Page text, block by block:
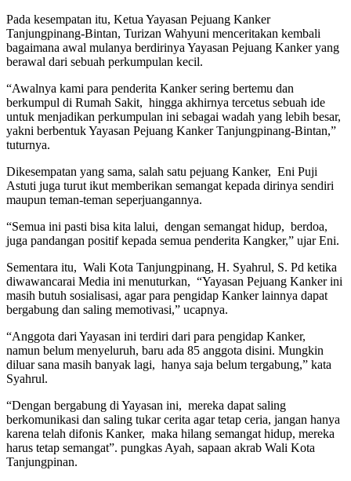
Pada kesempatan itu, Ketua Yayasan Pejuang Kanker
Tanjungpinang-Bintan, Turizan Wahyuni menceritakan kembali
bagaimana awal mulanya berdirinya Yayasan Pejuang Kanker yang
berawal dari sebuah perkumpulan kecil.
“Awalnya kami para penderita Kanker sering bertemu dan
berkumpul di Rumah Sakit, hingga akhirnya tercetus sebuah ide
untuk menjadikan perkumpulan ini sebagai wadah yang lebih besar,
yakni berbentuk Yayasan Pejuang Kanker Tanjungpinang-Bintan,”
tuturnya.
Dikesempatan yang sama, salah satu pejuang Kanker, Eni Puji
Astuti juga turut ikut memberikan semangat kepada dirinya sendiri
maupun teman-teman seperjuangannya.
“Semua ini pasti bisa kita lalui, dengan semangat hidup, berdoa,
juga pandangan positif kepada semua penderita Kangker,” ujar Eni.
Sementara itu, Wali Kota Tanjungpinang, H. Syahrul, S. Pd ketika
diwawancarai Media ini menuturkan, “Yayasan Pejuang Kanker ini
masih butuh sosialisasi, agar para pengidap Kanker lainnya dapat
bergabung dan saling memotivasi,” ucapnya.
“Anggota dari Yayasan ini terdiri dari para pengidap Kanker,
namun belum menyeluruh, baru ada 85 anggota disini. Mungkin
diluar sana masih banyak lagi, hanya saja belum tergabung,” kata
Syahrul.
“Dengan bergabung di Yayasan ini, mereka dapat saling
berkomunikasi dan saling tukar cerita agar tetap ceria, jangan hanya
karena telah difonis Kanker, maka hilang semangat hidup, mereka
harus tetap semangat”. pungkas Ayah, sapaan akrab Wali Kota
Tanjungpinan.